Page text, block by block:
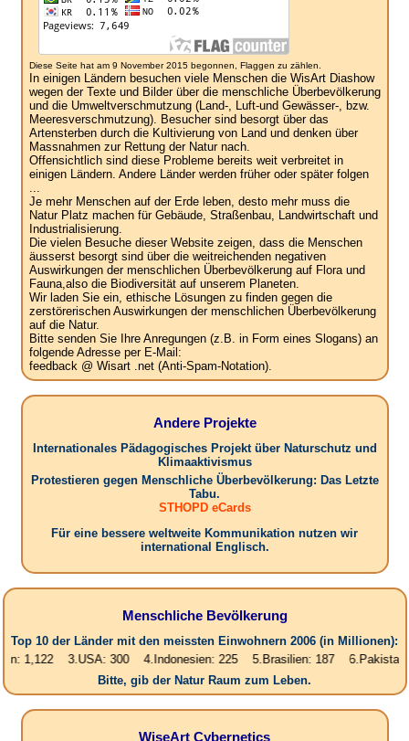
Diese Seite hat am 9 November 2015 begonnen, Flaggen zu zählen.
In einigen Ländern besuchen viele Menschen die WisArt Diashow
wegen der Texte und Bilder über die menschliche Überbevölkerung
und die Umweltverschmutzung (Land-, Luft-und Gewässer-, bzw.
Meeresverschmutzung). Besucher sind besorgt über das
Artensterben durch die Kultivierung von Land und denken über
Massnahmen zur Rettung der Natur nach.
Offensichtlich sind diese Probleme bereits weit verbreitet in
einigen Ländern. Andere Länder werden früher oder später folgen
...
Je mehr Menschen auf der Erde leben, desto mehr muss die
Natur Platz machen für Gebäude, Straßenbau, Landwirtschaft und
Industrialisierung.
Die vielen Besuche dieser Website zeigen, dass die Menschen
äusserst besorgt sind über die weitreichenden negativen
Auswirkungen der menschlichen Überbevölkerung auf Flora und
Fauna,also die Biodiversität auf unserem Planeten.
Wir laden Sie ein, ethische Lösungen zu finden gegen die
zerstörerischen Auswirkungen der menschlichen Überbevölkerung
auf die Natur.
Bitte senden Sie Ihre Anregungen (z.B. in Form eines Slogans) an
folgende Adresse per E-Mail:
feedback @ Wisart .net (Anti-Spam-Notation).
Andere Projekte
Internationales Pädagogisches Projekt über Naturschutz und
Klimaaktivismus
Protestieren gegen Menschliche Überbevölkerung: Das Letzte
Tabu.
STHOPD eCards
Für eine bessere weltweite Kommunikation nutzen wir
international Englisch.
Menschliche Bevölkerung
Top 10 der Länder mit den meissten Einwohnern 2006 (in Millionen):
3.USA: 300 4.Indonesien: 225 5.Brasilien: 187 6.Pakistan: 166
Bitte, gib der Natur Raum zum Leben.
WiseArt Cybernetics